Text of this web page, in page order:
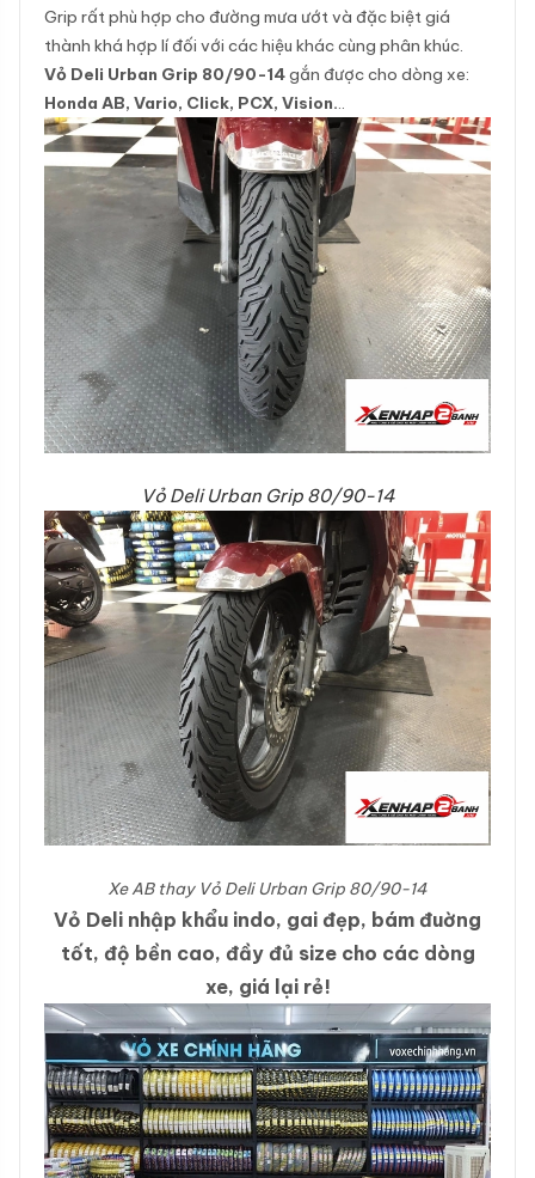
Grip rất phù hợp cho đường mưa ướt và đặc biệt giá
thành khá hợp lí đối với các hiệu khác cùng phân khúc.
Vỏ Deli Urban Grip 80/90-14gắn được cho dòng xe:
Honda AB, Vario, Click, PCX, Vision...
Vỏ Deli Urban Grip 80/90-14
Xe AB thay Vỏ Deli Urban Grip 80/90-14
Vỏ Deli nhập khẩu indo, gai đẹp, bám đuờng
tốt, độ bền cao, đầy đủ size cho các dòng
xe, giá lại rẻ!